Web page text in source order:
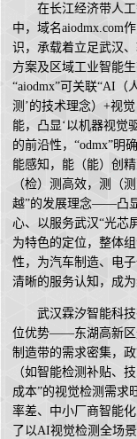
在长江经济带人
中，域名aiodmx.com
识，承载着立足武汉
方案及区域工业智能
“aiodmx”可关联“AI（
测’的技术理念）+视
能，凸显‘以机器视觉
的前沿性，“odmx”明
能感知，能（能）创
（检）测高效，测（
越”的发展理念——凸
心、以服务武汉“光芯
为特色的定位，整体
性，为汽车制造、电
清晰的服务认知，成
武汉霖汐智能科
位优势——东湖高新区
制造带的需求密集，
（如智能检测补贴、
成本”的视觉检测需求
率差、中小厂商智能
了以AI视觉检测全场